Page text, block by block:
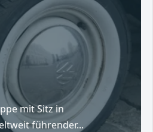
mit Sitz in
führender...